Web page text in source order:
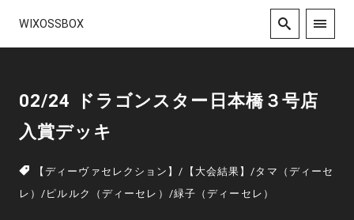
WIXOSSBOX
02/24 ドラゴンスター日本橋３号店
入賞デッキ
【ディーヴァセレクション】/ 【大会結果】/タマ（ディーセ
レ）/ ピルルク（ディーセレ） /緑子（ディーセレ）